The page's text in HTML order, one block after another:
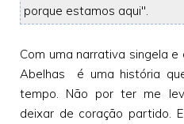
porque estamos aqui".
Com uma narrativa singela
Abelhas é uma história
tempo. Não por ter me
deixar de coração partido.